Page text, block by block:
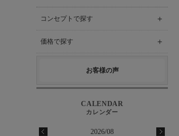
コンセプトで探す ＋
価格で探す ＋
お客様の声
2026/08